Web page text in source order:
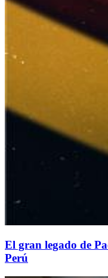
El gran legado de
Perú